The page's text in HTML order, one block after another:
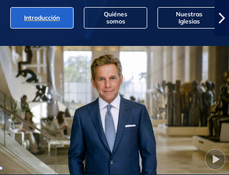
Introducción
Quiénes
somos
Nuestras
Iglesias